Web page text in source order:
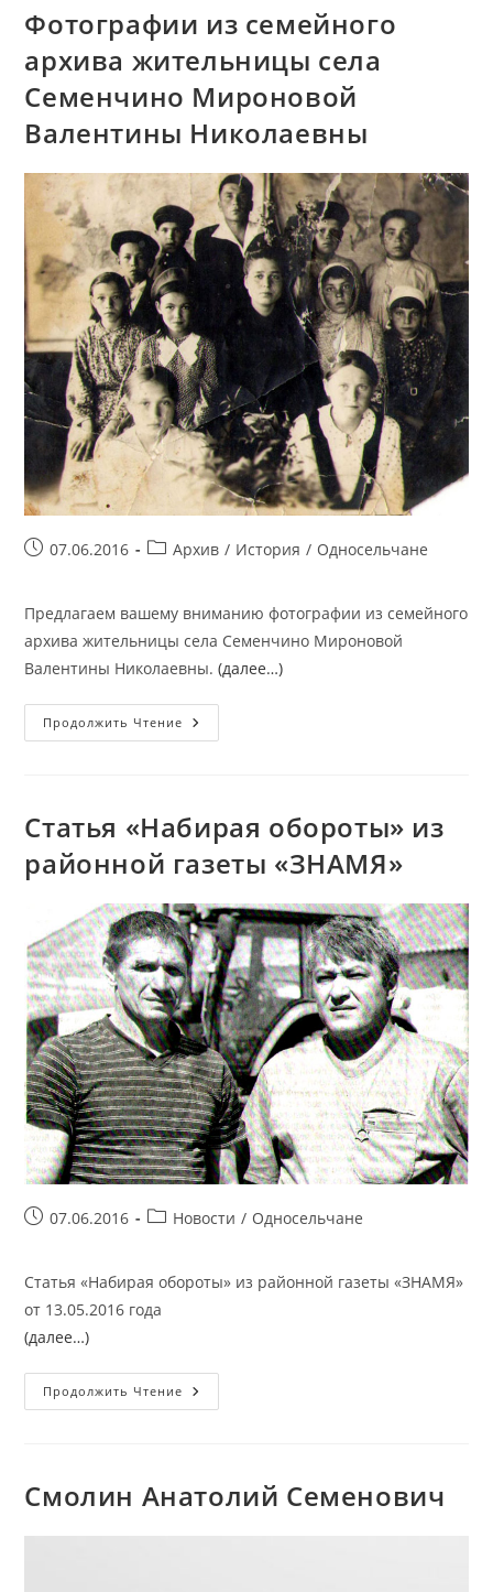
Беда»
Фотографии из семейного
архива жительницы села
Семенчино Мироновой
Валентины Николаевны
Запись07.06.2016
Рубрика
Архив / История / Односельчане
Предлагаем вашему вниманию фотографии из семейного
архива жительницы села Семенчино Мироновой
Валентины Николаевны.(далее…)
Продолжить Чтение Фотографии
Из
Семенчино
Мироновой
Валентины
Николаевны
Статья «Набирая обороты» из
районной газеты «ЗНАМЯ»
Запись07.06.2016
Рубрика
Новости / Односельчане
Статья «Набирая обороты» из районной газеты «ЗНАМЯ»
от 13.05.2016 года
(далее…)
Продолжить Чтение Статья
«Набирая
Смолин Анатолий Семенович